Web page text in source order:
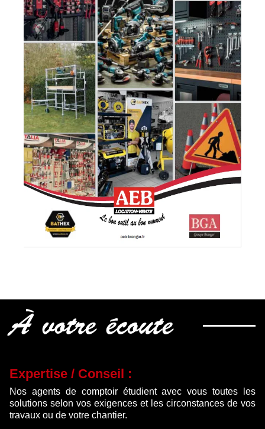
À votre écoute
Expertise / Conseil :
Nos agents de comptoir étudient avec vous toutes les
solutions selon vos exigences et les circonstances de vos
travaux ou de votre chantier.